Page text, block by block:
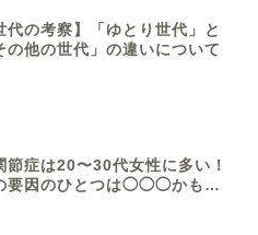
代の考察】「ゆとり世代」と
の他の世代」の違いについて
節症は20〜30代女性に多い！
要因のひとつは◯◯◯かも…